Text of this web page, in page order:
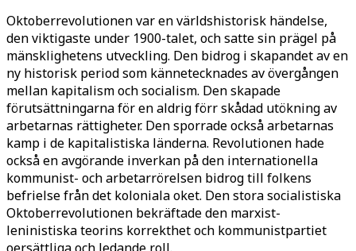
Oktoberrevolutionen var en världshistorisk händelse,
den viktigaste under 1900-talet, och satte sin prägel på
mänsklighetens utveckling. Den bidrog i skapandet av en
ny historisk period som kännetecknades av övergången
mellan kapitalism och socialism. Den skapade
förutsättningarna för en aldrig förr skådad utökning av
arbetarnas rättigheter. Den sporrade också arbetarnas
kamp i de kapitalistiska länderna. Revolutionen hade
också en avgörande inverkan på den internationella
kommunist- och arbetarrörelsen bidrog till folkens
befrielse från det koloniala oket. Den stora socialistiska
Oktoberrevolutionen bekräftade den marxist-
leninistiska teorins korrekthet och kommunistpartiet